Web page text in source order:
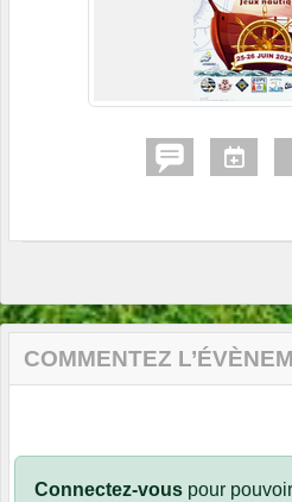
COMMENTEZ
Connectez-vous pour